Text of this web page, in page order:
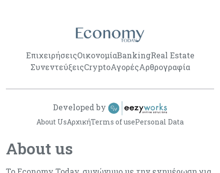
ΕπιχειρήσειςΟικονομίαBankingReal Estate
ΣυνεντεύξειςCryptoΑγορέςΑρθρογραφία
About us
About UsΑρχικήTerms of usePersonal Data
Developed by